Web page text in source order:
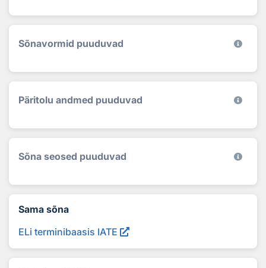
Sõnavormid puuduvad
Päritolu andmed puuduvad
Sõna seosed puuduvad
Sama sõna
ELi terminibaasis IATE